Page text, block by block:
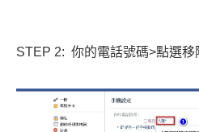
STEP 2: 你的電話號碼>點選移